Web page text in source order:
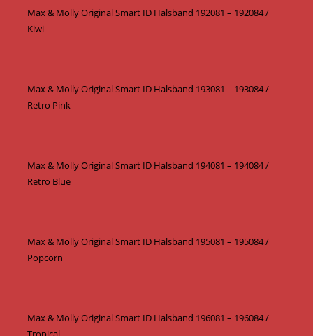
Max & Molly Original Smart ID Halsband 192081 – 192084 /
Kiwi
Max & Molly Original Smart ID Halsband 193081 – 193084 /
Retro Pink
Max & Molly Original Smart ID Halsband 194081 – 194084 /
Retro Blue
Max & Molly Original Smart ID Halsband 195081 – 195084 /
Popcorn
Max & Molly Original Smart ID Halsband 196081 – 196084 /